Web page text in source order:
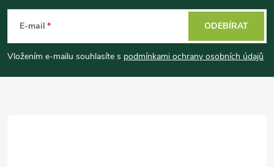
p
a
E-mail
Vložením e-mailu souhlasíte s podmínkami ochrany osobních údajů
ODEBÍRAT